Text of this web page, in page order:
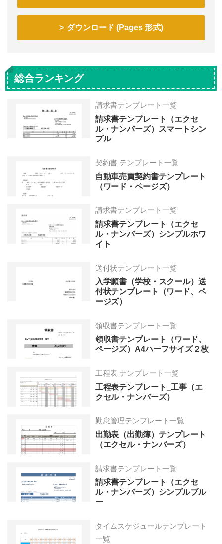
ダウンロード (Pages 形式)
総合ランキング
請求書テンプレート一覧
請求書テンプレート（エクセ
ル・ナンバーズ）スマートシン
プル
契約書 テンプレート一覧
自動車売買契約書テンプレート
（ワード・ページズ）
請求書テンプレート一覧
請求書テンプレート（エクセ
ル・ナンバーズ）シンプルホワ
イト
送付状テンプレート一覧
入学願書（学校・スクール）送
付状テンプレート（ワード、ペ
ージズ）
領収書テンプレート一覧
領収書テンプレート（ワード、
ページズ）A4ハーフサイズ２枚
工程表 テンプレート一覧
工程表テンプレート_工事（エ
クセル・ナンバーズ）
勤怠管理テンプレート一覧
出勤表（出勤簿）テンプレート
（エクセル・ナンバーズ）
請求書テンプレート一覧
請求書テンプレート（エクセ
ル・ナンバーズ）シンプルブル
ー
タイムスケジュールテンプレート
一覧